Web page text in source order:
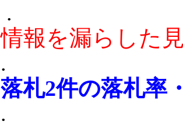
.
情報を漏らした
.
落札2件の落札率
.